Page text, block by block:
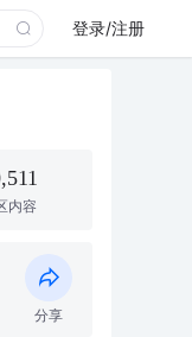
登录/注册
内容
分享